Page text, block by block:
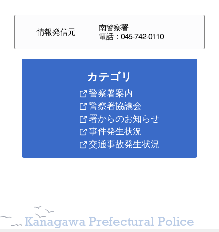
情報発信元 南警察署
電話：045-742-0110
カテゴリ
警察署案内
警察署協議会
署からのお知らせ
事件発生状況
交通事故発生状況
Kanagawa Prefectural Police